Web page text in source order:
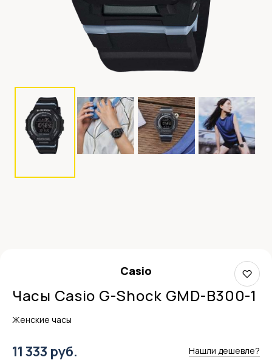
Casio
Часы Casio G-Shock GMD-B300-1
Женские часы
11 333 руб. Нашли дешевле?